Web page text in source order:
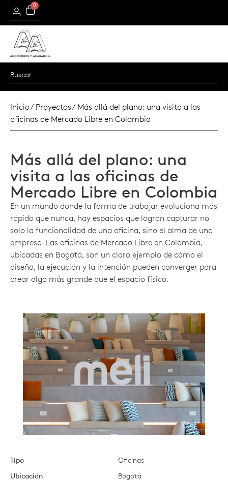
0
Inicio/ Proyectos/ Más allá del plano: una visita a las
oficinas de Mercado Libre en Colombia
Más allá del plano: una
visita a las oficinas de
Mercado Libre en Colombia
En un mundo donde la forma de trabajar evoluciona más
rápido que nunca, hay espacios que logran capturar no
solo la funcionalidad de una oficina, sino el alma de una
empresa. Las oficinas de Mercado Libre en Colombia,
ubicadas en Bogotá, son un claro ejemplo de cómo el
diseño, la ejecución y la intención pueden converger para
crear algo más grande que el espacio físico.
Tipo
Oficinas
Ubicación
Bogotá